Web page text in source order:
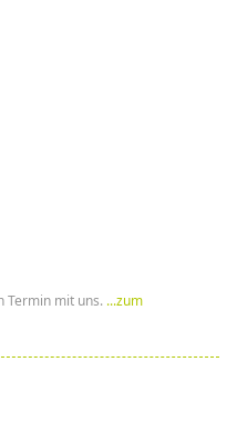
Termin mit uns. ...zum